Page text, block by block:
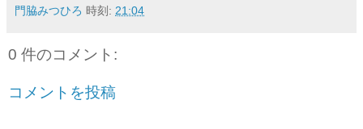
門脇みつひろ 時刻: 21:04
0 件のコメント:
コメントを投稿